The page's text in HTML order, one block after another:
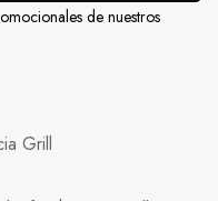
de nuestros